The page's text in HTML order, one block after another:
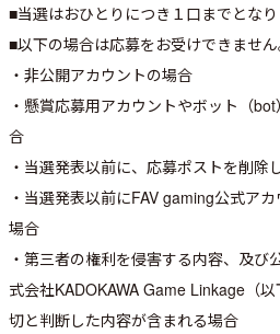
■当選はおひとりにつき１口までとなり
■以下の場合は応募をお受けできません
・非公開アカウントの場合
・懸賞応募用アカウントやボット（
合
・当選発表以前に、応募ポストを削除
・当選発表以前にFAV gaming公式ア
場合
・第三者の権利を侵害する内容、及び
式会社KADOKAWA Game Linkage（
切と判断した内容が含まれる場合